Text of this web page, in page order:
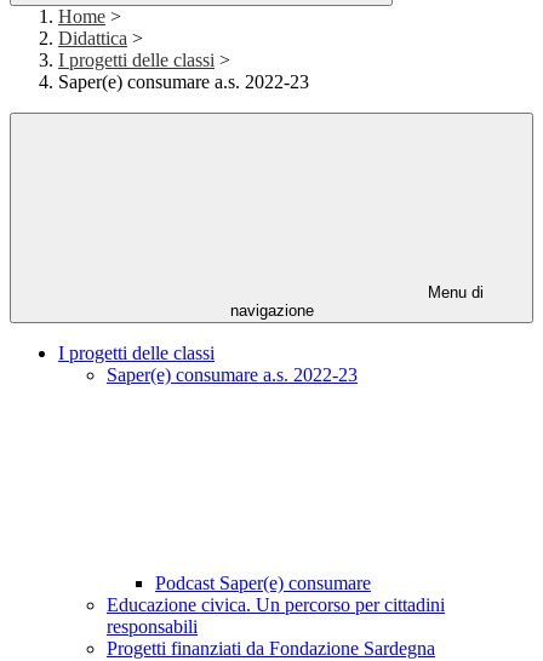
Home >
Didattica >
I progetti delle classi >
Saper(e) consumare a.s. 2022-23
Menu di
navigazione
I progetti delle classi
Saper(e) consumare a.s. 2022-23
Podcast Saper(e) consumare
Educazione civica. Un percorso per cittadini
responsabili
Progetti finanziati da Fondazione Sardegna